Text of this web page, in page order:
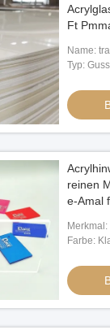
Ft
Name:
Typ:
reinen
e-Amal
Farbe: